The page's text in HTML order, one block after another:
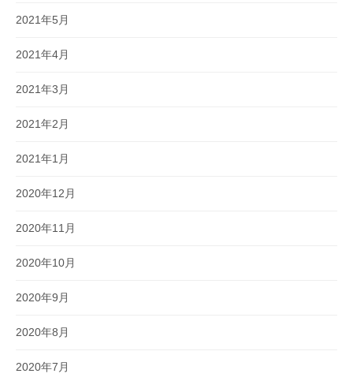
2021年5月
2021年4月
2021年3月
2021年2月
2021年1月
2020年12月
2020年11月
2020年10月
2020年9月
2020年8月
2020年7月